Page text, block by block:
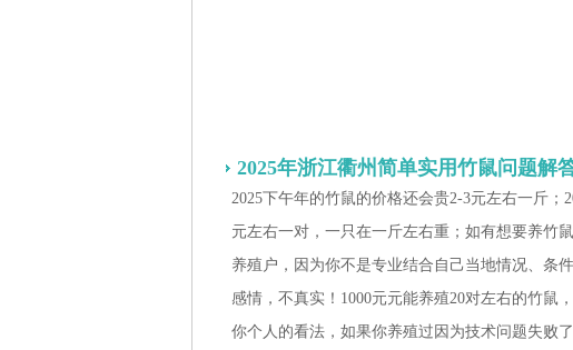
2025年浙江衢州简单实用竹鼠问题解
2025下午年的竹鼠的价格还会贵2-3元左右一斤
元左右一对，一只在一斤左右重；如有想要养竹
养殖户，因为你不是专业结合自己当地情况、条
感情，不真实！1000元元能养殖20对左右的竹鼠
你个人的看法，如果你养殖过因为技术问题失败